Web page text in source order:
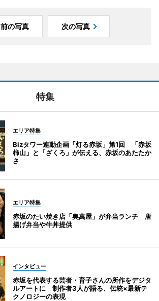
前の写真 次の写真
特集
エリア特集
Bizタワー連動企画「灯る赤坂」第1回 「赤坂
柿山」と「ざくろ」が伝える、赤坂のあたたか
さ
エリア特集
赤坂のたい焼き店「奥萬屋」が弁当ランチ 唐
揚げ弁当や牛丼提供
インタビュー
赤坂を代表する芸者・育子さんの所作をデジタ
ルアートに 制作者3人が語る、伝統×最新テ
クノロジーの表現